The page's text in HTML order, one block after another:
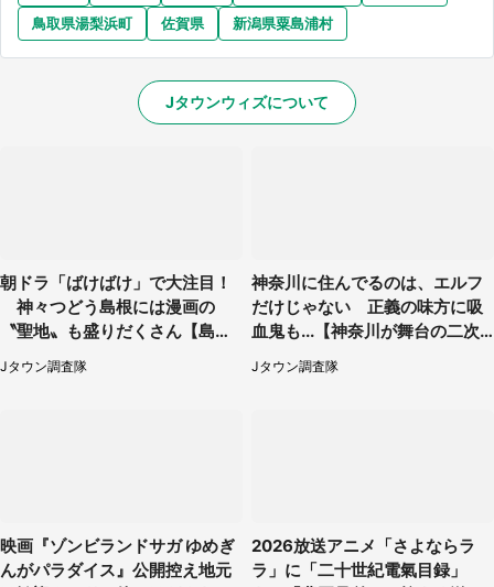
鳥取県湯梨浜町
佐賀県 新潟県粟島浦村
Jタウンウィズについて
朝ドラ「ばけばけ」で大注目！
神々つどう島根には漫画の
〝聖地〟も盛りだくさん【島根
が舞台の二次元まとめ】
Jタウン調査隊
神奈川に住んでるのは、エルフ
だけじゃない 正義の味方に吸
血鬼も...【神奈川が舞台の二次
元まとめ】
Jタウン調査隊
映画『ゾンビランドサガ ゆめぎ
んがパラダイス』公開控え地元
2026放送アニメ「さよならラ
ラ」に「二十世紀電氣目録」